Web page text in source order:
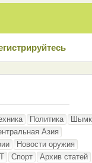
Политика
Азия
Новости оружия
IT Спорт
Архив статей